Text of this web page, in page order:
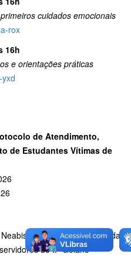
cuidados emocionais
rox
16h
e orientações práticas
de Atendimento,
de Estudantes Vítimas de
e Napnes, servidores das
do IF Goiano